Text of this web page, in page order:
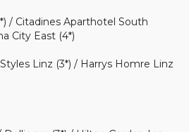
/ Citadines Aparthotel South
City East (4*)
Linz (3*) / Harrys Homre Linz